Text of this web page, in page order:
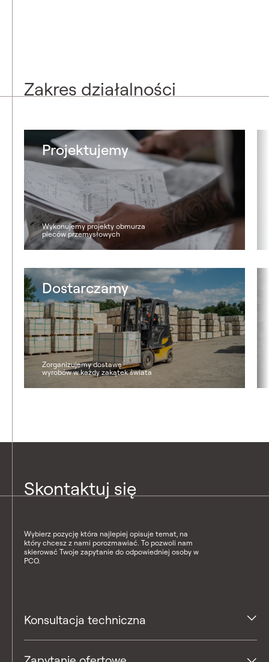
Zakres działalności
Projektujemy
Wykonujemy projekty obmurza
pieców przemysłowych
Dostarczamy
Zorganizujemy dostawę
wyrobów w każdy zakątek świata
Skontaktuj się
Wybierz pozycję która najlepiej opisuje temat, na
który chcesz z nami porozmawiać. To pozwoli nam
skierować Twoje zapytanie do odpowiedniej osoby w
PCO.
Konsultacja techniczna